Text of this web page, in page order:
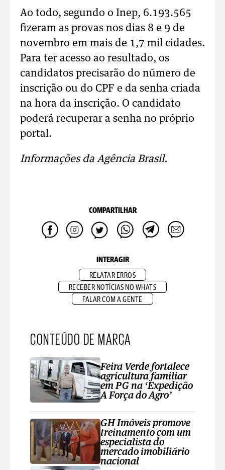
Ao todo, segundo o Inep, 6.193.565
fizeram as provas nos dias 8 e 9 de
novembro em mais de 1,7 mil cidades.
Para ter acesso ao resultado, os
candidatos precisarão do número de
inscrição ou do CPF e da senha criada
na hora da inscrição. O candidato
poderá recuperar a senha no próprio
portal.
Informações da Agência Brasil.
COMPARTILHAR
INTERAGIR
RELATAR ERROS
RECEBER NOTÍCIAS NO WHATS
FALAR COM A GENTE
CONTEÚDO DE MARCA
Feira Verde fortalece
agricultura familiar
em PG na ‘Expedição
A Força do Agro’
GH Imóveis promove
treinamento com um
especialista do
mercado imobiliário
nacional